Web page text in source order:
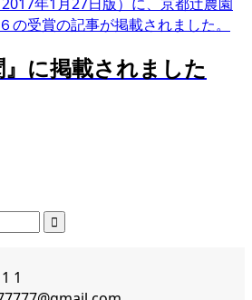
』に掲載されました
1